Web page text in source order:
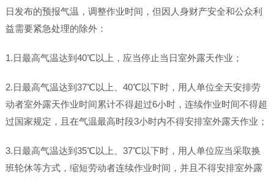
日发布的预报气温，调整作业时间，但因人身财产安全和公众利
益需要紧急处理的除外：
1.日最高气温达到40℃以上，应当停止当日室外露天作业；
2.日最高气温达到37℃以上、40℃以下时，用人单位全天安排劳
动者室外露天作业时间累计不得超过6小时，连续作业时间不得超
过国家规定，且在气温最高时段3小时内不得安排室外露天作业；
3.日最高气温达到35℃以上、37℃以下时，用人单位应当采取换
班轮休等方式，缩短劳动者连续作业时间，并且不得安排室外露